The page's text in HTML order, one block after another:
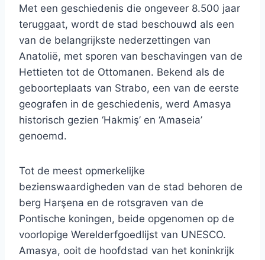
Met een geschiedenis die ongeveer 8.500 jaar
teruggaat, wordt de stad beschouwd als een
van de belangrijkste nederzettingen van
Anatolië, met sporen van beschavingen van de
Hettieten tot de Ottomanen. Bekend als de
geboorteplaats van Strabo, een van de eerste
geografen in de geschiedenis, werd Amasya
historisch gezien ‘Hakmiş’ en ‘Amaseia’
genoemd.
Tot de meest opmerkelijke
bezienswaardigheden van de stad behoren de
berg Harşena en de rotsgraven van de
Pontische koningen, beide opgenomen op de
voorlopige Werelderfgoedlijst van UNESCO.
Amasya, ooit de hoofdstad van het koninkrijk